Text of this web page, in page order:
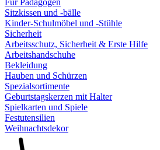
Für Pädagogen
Sitzkissen und -bälle
Kinder-Schulmöbel und -Stühle
Sicherheit
Arbeitsschutz, Sicherheit & Erste Hilfe
Arbeitshandschuhe
Bekleidung
Hauben und Schürzen
Spezialsortimente
Geburtstagskerzen mit Halter
Spielkarten und Spiele
Festutensilien
Weihnachtsdekor